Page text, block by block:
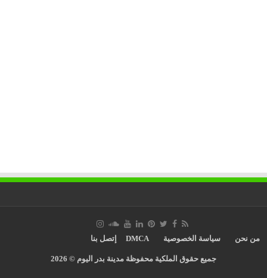
من نحن سياسة الخصوصية DMCA إتصل بنا
جميع حقوق الملكية محفوظة مدينة بدر اليوم © 2026